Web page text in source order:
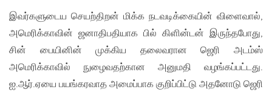
இவர்களுடைய செயற்திறன் மிக்க நடவடிக்கையின் விளைவால்,
அமெரிக்காவின் ஜனாதிபதியாக பில் கிளின்டன் இருந்தபோது,
சின் பையினின் முக்கிய தலைவரான ஜெரி அடம்ஸ்
அமெரிக்காவில் நுழைவதற்கான அனுமதி வழங்கப்பட்டது.
ஐ.ஆர்.ஏயை பயங்கரவாத அமைப்பாக குறிப்பிட்டு அதனோடு ஜெரி